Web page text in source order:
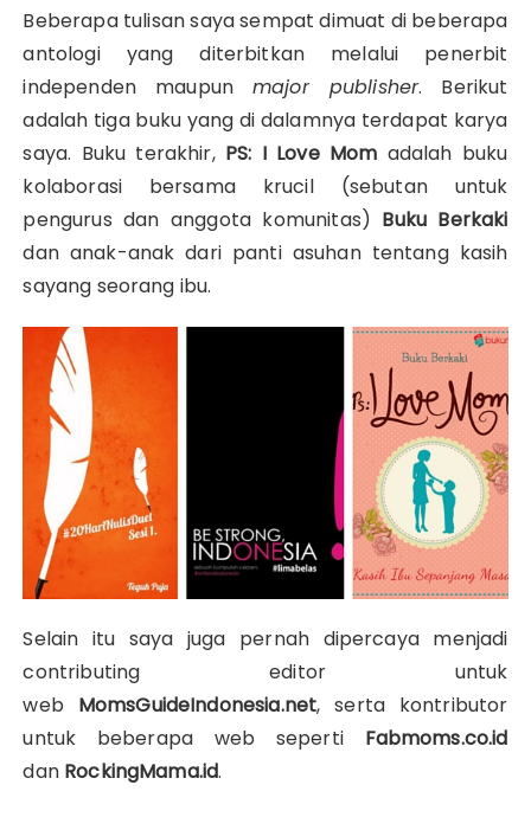
Beberapa tulisan saya sempat dimuat di beberapa
antologi yang diterbitkan melalui penerbit
independen maupunmajor publisher. Berikut
adalah tiga buku yang di dalamnya terdapat karya
saya. Buku terakhir, PS: I Love Mom adalah buku
kolaborasi bersama krucil (sebutan untuk
pengurus dan anggota komunitas) Buku Berkaki
dan anak-anak dari panti asuhan tentang kasih
sayang seorang ibu.
Selain itu saya juga pernah dipercaya menjadi
contributing editor untuk
web MomsGuideIndonesia.net, serta kontributor
untuk beberapa web seperti Fabmoms.co.id
dan RockingMama.id.